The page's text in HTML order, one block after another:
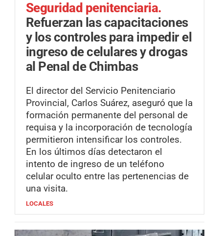
Seguridad penitenciaria.
Refuerzan las capacitaciones
y los controles para impedir el
ingreso de celulares y drogas
al Penal de Chimbas
El director del Servicio Penitenciario
Provincial, Carlos Suárez, aseguró que la
formación permanente del personal de
requisa y la incorporación de tecnología
permitieron intensificar los controles.
En los últimos días detectaron el
intento de ingreso de un teléfono
celular oculto entre las pertenencias de
una visita.
LOCALES